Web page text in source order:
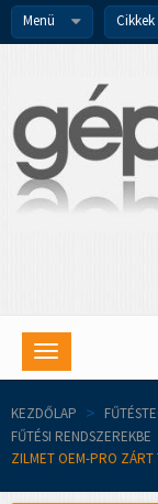
Menü Cikkek
Toggle
navigation
KEZDŐLAP >
FŰTÉSI RENDSZEREKBE
ZILMET OEM-PRO ZÁRT